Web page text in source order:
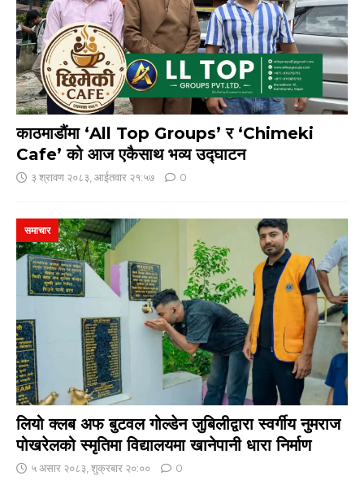
काठमाडौंमा ‘All Top Groups’ र ‘Chimeki
Cafe’ को आज एकैसाथ भव्य उद्घाटन
३ श्रावण २०८३, आईतवार २१:५७ 0
लियो क्लब अफ बुटवल गोल्डेन जुबिलीद्वारा स्वर्गीय नुमराज
पोखरेलको स्मृतिमा विद्यालयमा खानेपानी धारा निर्माण
समाचार
५ असार २०८३, शुक्रबार २०:०० 0